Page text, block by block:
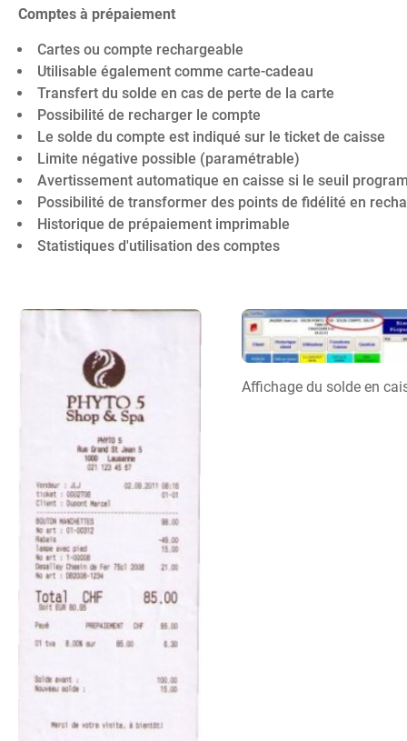
Comptes à prépaiement
Cartes ou compte rechargeable
Utilisable également comme carte-cadeau
Transfert du solde en cas de perte de la carte
Possibilité de recharger le compte
Le solde du compte est indiqué sur le ticket de caisse
Limite négative possible (paramétrable)
Avertissement automatique en caisse si le seuil
Possibilité de transformer des points de fidélité en
Historique de prépaiement imprimable
Statistiques d'utilisation des comptes
Affichage du solde en